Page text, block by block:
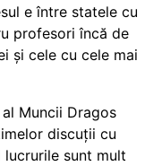
e între statele cu
profesori încă de
și cele cu cele mai
Muncii Dragos
discuții cu
sunt mult